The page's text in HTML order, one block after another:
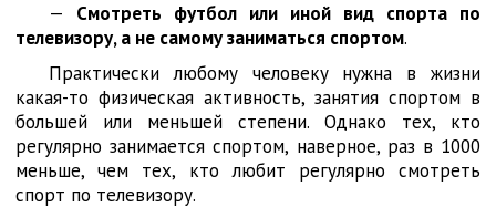
— Смотреть футбол или иной вид спорта по
телевизору, а не самому заниматься спортом.
Практически любому человеку нужна в жизни
какая-то физическая активность, занятия спортом в
большей или меньшей степени. Однако тех, кто
регулярно занимается спортом, наверное, раз в 1000
меньше, чем тех, кто любит регулярно смотреть
спорт по телевизору.